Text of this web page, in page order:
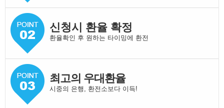
신청시 환율 확정
환율확인 후 원하는 타이밍에 환전
최고의 우대환율
시중의 은행, 환전소보다 이득!